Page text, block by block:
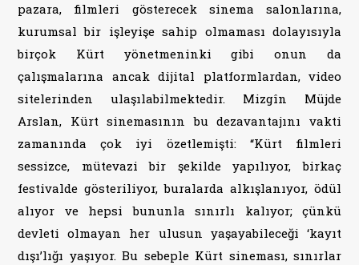
pazara, filmleri gösterecek sinema salonlarına,
kurumsal bir işleyişe sahip olmaması dolayısıyla
birçok Kürt yönetmeninki gibi onun da
çalışmalarına ancak dijital platformlardan, video
sitelerinden ulaşılabilmektedir. Mizgîn Müjde
Arslan, Kürt sinemasının bu dezavantajını vakti
zamanında çok iyi özetlemişti: “Kürt filmleri
sessizce, mütevazi bir şekilde yapılıyor, birkaç
festivalde gösteriliyor, buralarda alkışlanıyor, ödül
alıyor ve hepsi bununla sınırlı kalıyor; çünkü
devleti olmayan her ulusun yaşayabileceği ‘kayıt
dışı’lığı yaşıyor. Bu sebeple Kürt sineması, sınırlar